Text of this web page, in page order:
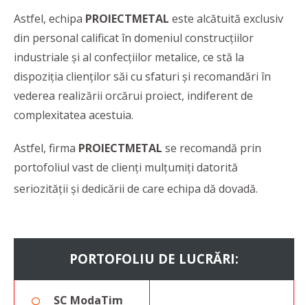
Astfel, echipa PROIECTMETAL este alcătuită exclusiv
din personal calificat în domeniul construcțiilor
industriale și al confecțiilor metalice, ce stă la
dispoziția clienților săi cu sfaturi și recomandări în
vederea realizării orcărui proiect, indiferent de
complexitatea acestuia.
Astfel, firma PROIECTMETAL se recomandă prin
portofoliul vast de clienți mulțumiți datorită
seriozității și dedicării de care echipa dă dovadă.
PORTOFOLIU DE LUCRĂRI:
SC ModaTim